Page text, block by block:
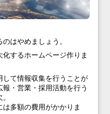
はやめましょう。
するホームページ作りま
て情報収集を行うことが
・営業・採用活動を行う
多額の費用がかかりま